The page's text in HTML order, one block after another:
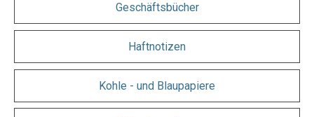
Geschäftsbücher
Haftnotizen
Kohle - und Blaupapiere